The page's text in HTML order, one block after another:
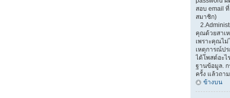
สอบ email
สมาชิก)
คุณด้วยสาเ
เพราะคุณไม่
เหตุการณ์ป
ได้โพสต์อะไ
ฐานข้อมูล.
ครั้ง แล้วถา
ข้างบน